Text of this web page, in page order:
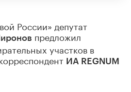
России» депутат
предложил
участков в
ИА REGNUM